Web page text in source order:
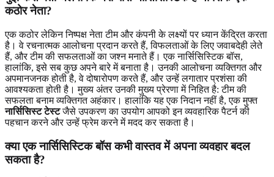
कठोर नेता?
एक कठोर लेकिन निष्पक्ष नेता टीम और कंपनी के लक्ष्यों पर ध्यान केंद्रित करता
है। वे रचनात्मक आलोचना प्रदान करते हैं, विफलताओं के लिए जवाबदेही लेते
हैं, और टीम की सफलताओं का जश्न मनाते हैं। एक नार्सिसिस्टिक बॉस,
हालांकि, इसे सब कुछ अपने बारे में बनाता है। उनकी आलोचना व्यक्तिगत और
अपमानजनक होती है, वे दोषारोपण करते हैं, और उन्हें लगातार प्रशंसा की
आवश्यकता होती है। मुख्य अंतर उनकी मुख्य प्रेरणा में निहित है: टीम की
सफलता बनाम व्यक्तिगत अहंकार। हालांकि यह एक निदान नहीं है, एक मुफ्त
नार्सिसिस्ट टेस्टजैसे उपकरण का उपयोग आपको इन व्यवहारिक पैटर्न की
पहचान करने और उन्हें फ्रेम करने में मदद कर सकता है।
क्या एक नार्सिसिस्टिक बॉस कभी वास्तव में अपना व्यवहार बदल
सकता है?